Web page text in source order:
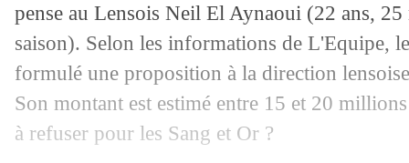
pense au Lensois Neil El Aynaoui (22 ans, 25
saison). Selon les informations de L'Equipe,
formulé une proposition à la direction
Son montant est estimé entre 15 et 20
à refuser pour les Sang et Or ?
07/06 Argentine : la CdM 2026, Messi n'a
07/06 Espagne: la liste finale, sans Cubarsi
07/06 Atletico: des négociations pour Le